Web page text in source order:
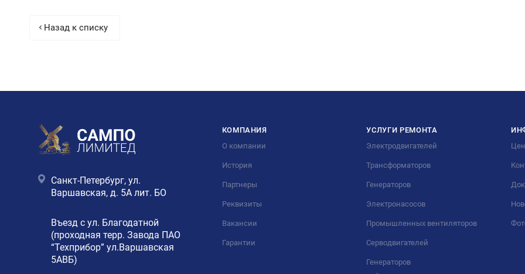
Назад к списку
Санкт-Петербург, ул.
Варшавская, д. 5А лит. БО
Въезд с ул. Благодатной
(проходная терр. Завода ПАО
“Техприбор” ул.Варшавская
5АВБ)
КОМПАНИЯ
О компании
История
Партнеры
Реквизиты
Вакансии
Гарантии
УСЛУГИ РЕМОНТА
Электродвигателей
Трансформаторов
Генераторов
Электронасосов
Промышленных вентиляторов
Серводвигателей
Генераторов